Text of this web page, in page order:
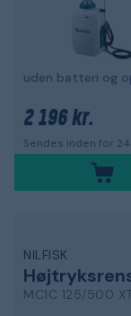
uden batteri og
2 196 kr.
Sendes inden for
NILFISK
MC1C 125/500